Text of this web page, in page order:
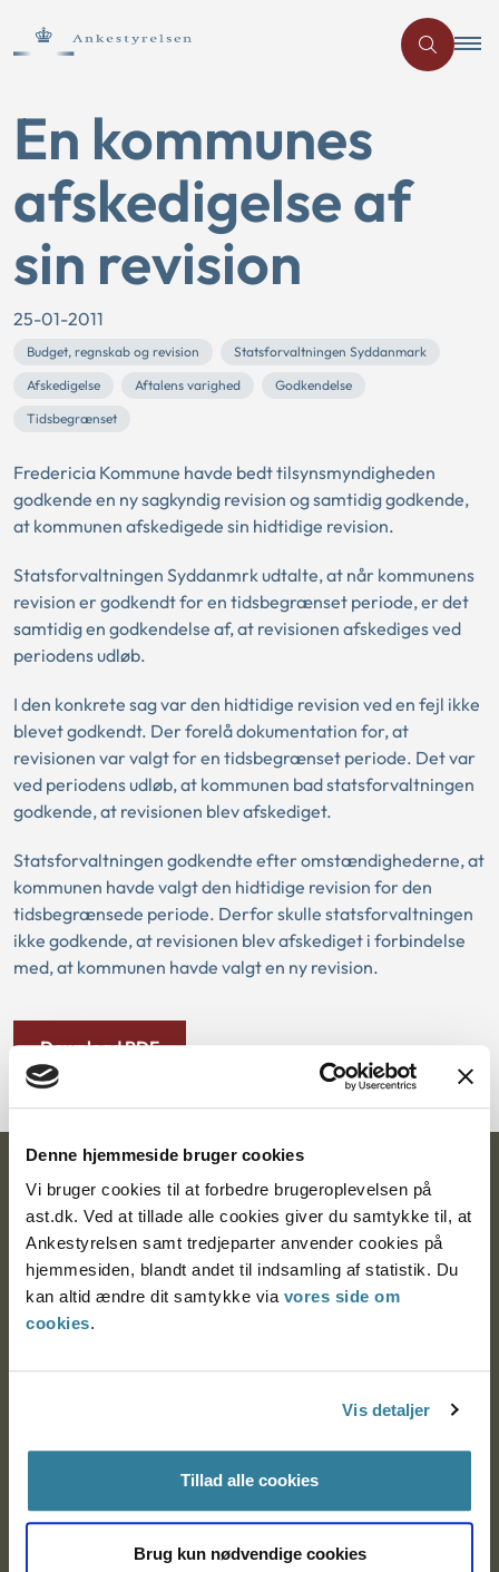
Denne hjemmeside bruger cookies
Vi bruger cookies til at forbedre brugeroplevelsen på
ast.dk. Ved at tillade alle cookies giver du samtykke til, at
Ankestyrelsen samt tredjeparter anvender cookies på
hjemmesiden, blandt andet til indsamling af statistik. Du
kan altid ændre dit samtykke via vores side om
cookies.
Vis detaljer
Tillad alle cookies
Brug kun nødvendige cookies
En kommunes
afskedigelse af
sin revision
25-01-2011
Budget, regnskab og revision
Statsforvaltningen Syddanmark
Afskedigelse
Aftalens varighed
Godkendelse
Tidsbegrænset
Fredericia Kommune havde bedt tilsynsmyndigheden
godkende en ny sagkyndig revision og samtidig godkende,
at kommunen afskedigede sin hidtidige revision.
Statsforvaltningen Syddanmrk udtalte, at når kommunens
revision er godkendt for en tidsbegrænset periode, er det
samtidig en godkendelse af, at revisionen afskediges ved
periodens udløb.
I den konkrete sag var den hidtidige revision ved en fejl ikke
blevet godkendt. Der forelå dokumentation for, at
revisionen var valgt for en tidsbegrænset periode. Det var
ved periodens udløb, at kommunen bad statsforvaltningen
godkende, at revisionen blev afskediget.
Statsforvaltningen godkendte efter omstændighederne, at
kommunen havde valgt den hidtidige revision for den
tidsbegrænsede periode. Derfor skulle statsforvaltningen
ikke godkende, at revisionen blev afskediget i forbindelse
med, at kommunen havde valgt en ny revision.
Download PDF
Ankestyrelsen
Postadresse:
Nytorv 7, 2. sal
9000 Aalborg
Ankestyrelsen København
CVR: 1007 4002